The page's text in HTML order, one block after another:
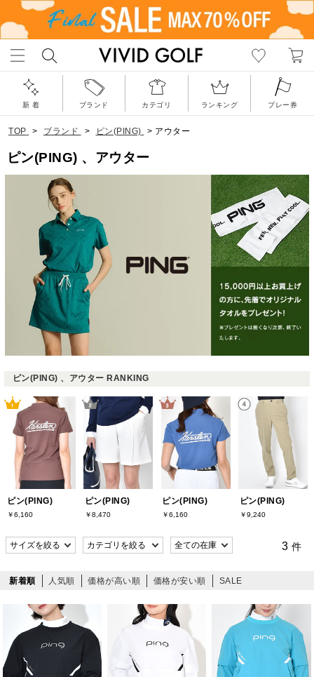
新 着 ブランド カテゴリ ランキング プレー券
TOP > ブランド > ピン(PING) > アウター
ピン(PING) 、アウター
ピン(PING) 、アウター RANKING
ピン(PING)
￥6,160
ピン(PING)
￥8,470
ピン(PING)
￥6,160
ピン(PING)
￥9,240
3 件
新着順 人気順 価格が高い順 価格が安い順 SALE